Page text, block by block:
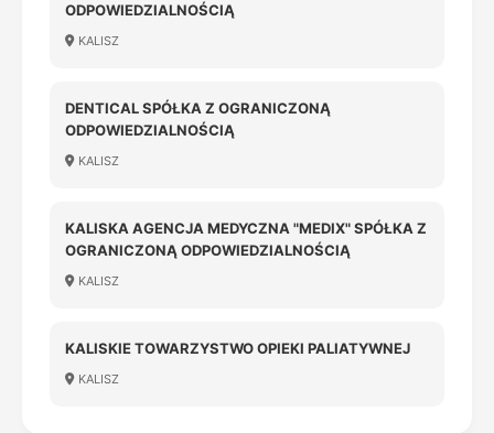
ODPOWIEDZIALNOŚCIĄ
KALISZ
DENTICAL SPÓŁKA Z OGRANICZONĄ
ODPOWIEDZIALNOŚCIĄ
KALISZ
KALISKA AGENCJA MEDYCZNA "MEDIX" SPÓŁKA Z
OGRANICZONĄ ODPOWIEDZIALNOŚCIĄ
KALISZ
KALISKIE TOWARZYSTWO OPIEKI PALIATYWNEJ
KALISZ